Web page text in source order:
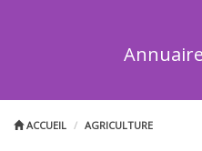
ACCUEIL AGRICULTURE